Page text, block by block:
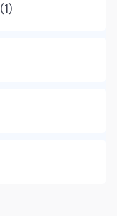
(1)